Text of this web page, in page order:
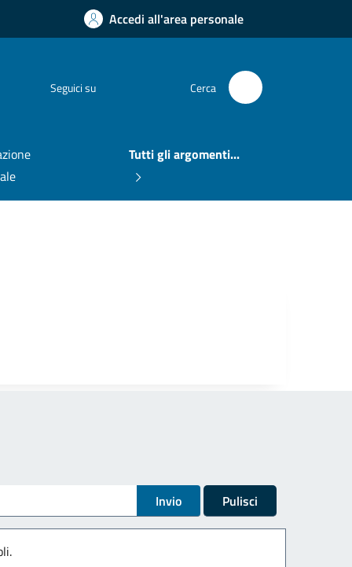
Accedi all'area personale
Seguici su Cerca
Tutti gli argomenti...
Invio Pulisci